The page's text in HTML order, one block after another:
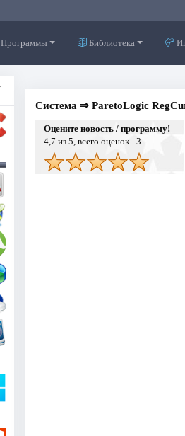
Программы Библиотека
Система ⇒ ParetoLogic
Оцените новость / программу!
4,7 из 5, всего оценок - 3